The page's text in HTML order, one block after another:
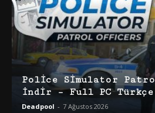
Police Simulator
İndir – Full PC Türkçe
Deadpool - 7 Ağustos 2026